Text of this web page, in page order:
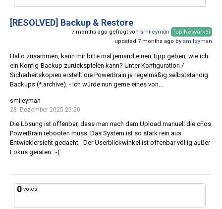
[RESOLVED] Backup & Restore
7 months ago gefragt von smileyman Top Networker
updated 7 months ago by smileyman
Hallo zusammen, kann mir bitte mal jemand einen Tipp geben, wie ich
ein Konfig-Backup zurückspielen kann? Unter Konfiguration /
Sicherheitskopien erstellt die PowerBrain ja regelmäßig selbstständig
Backups (*.archive). - Ich würde nun gerne eines von...
smileyman
28. Dezember 2025 23:20
Die Lösung ist offenbar, dass man nach dem Upload manuell die cFos
PowerBrain rebooten muss. Das System ist so stark rein aus
Entwicklersicht gedacht - Der Userblickwinkel ist offenbar völlig außer
Fokus geraten. :-(
0 votes